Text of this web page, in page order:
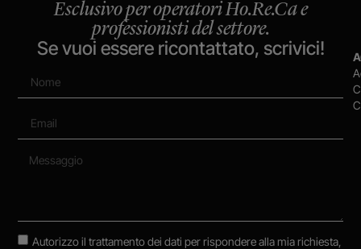
Esclusivo per operatori Ho.Re.Ca e
professionisti del settore.
Se vuoi essere ricontattato, scrivici!
Autorizzo il trattamento dei dati per rispondere alla mia richiesta,